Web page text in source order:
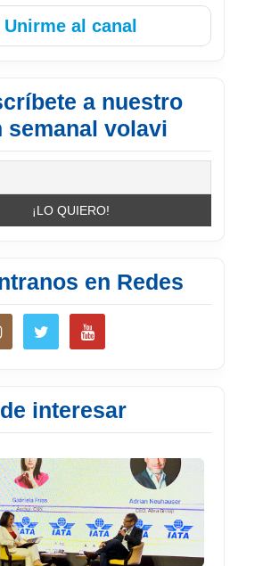
Unirme al canal
a nuestro
semanal volavi
en Redes
interesar